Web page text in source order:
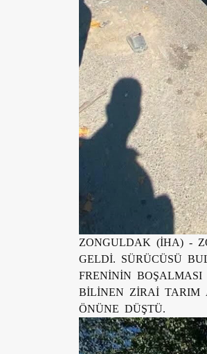
ZONGULDAK (İHA) -
GELDİ. SÜRÜCÜSÜ
FRENİNİN
BİLİNEN ZİRAİ TARIM
ÖNÜNE DÜŞTÜ.